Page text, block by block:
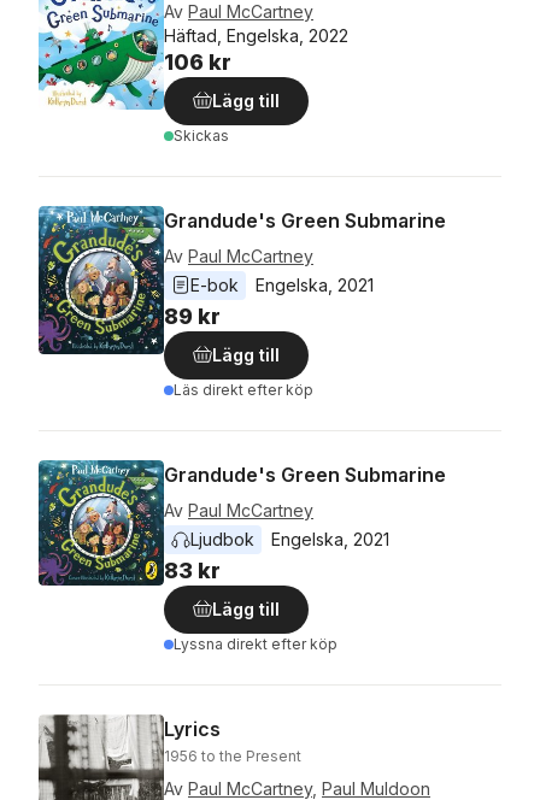
Av Paul McCartney
Häftad, Engelska, 2022
106 kr
Lägg till
Skickas
Grandude's Green Submarine
Av Paul McCartney
E-bok
Engelska 2021
89 kr
Lägg till
Läs direkt efter köp
Grandude's Green Submarine
Av Paul McCartney
Ljudbok
Engelska 2021
83 kr
Lägg till
Lyssna direkt efter köp
Lyrics
1956 to the Present
Av Paul McCartney, Paul Muldoon